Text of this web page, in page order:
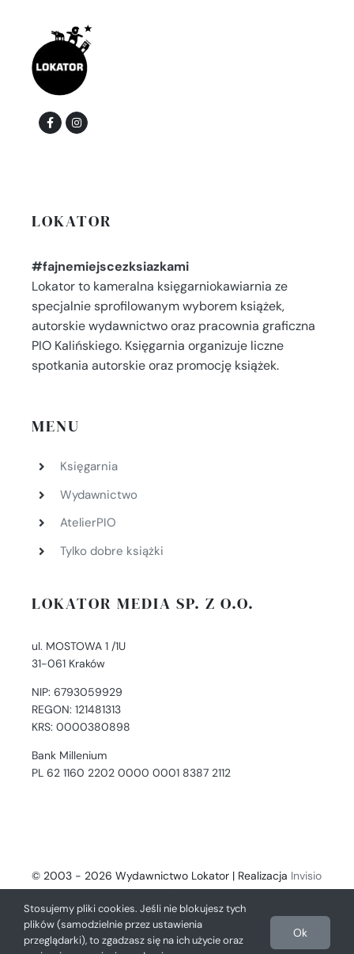
LOKATOR
#fajnemiejscezksiazkami
Lokator to kameralna księgarniokawiarnia ze
specjalnie sprofilowanym wyborem książek,
autorskie wydawnictwo oraz pracownia graficzna
PIO Kalińskiego. Księgarnia organizuje liczne
spotkania autorskie oraz promocję książek.
MENU
Księgarnia
Wydawnictwo
AtelierPIO
Tylko dobre książki
LOKATOR MEDIA SP. Z O.O.
ul. MOSTOWA 1 /1U
31-061 Kraków
NIP: 6793059929
REGON: 121481313
KRS: 0000380898
Bank Millenium
PL 62 1160 2202 0000 0001 8387 2112
© 2003 - 2026 Wydawnictwo Lokator | Realizacja Invisio
- Digital Solutions
Stosujemy pliki cookies. Jeśli nie blokujesz tych
plików (samodzielnie przez ustawienia
przeglądarki), to zgadzasz się na ich użycie oraz
Ok